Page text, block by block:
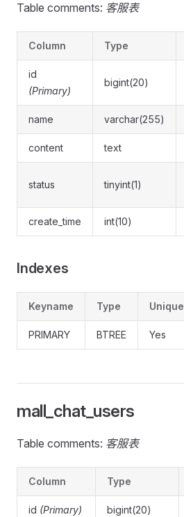
Table comments: 客服表
Column Type
id
(Primary)
bigint(20)
name varchar(255)
content text
status tinyint(1)
create_time int(10)
Indexes
Keyname Type Unique
PRIMARY BTREE Yes
mall_chat_users
Table comments: 客服表
Column Type
id (Primary) bigint(20)